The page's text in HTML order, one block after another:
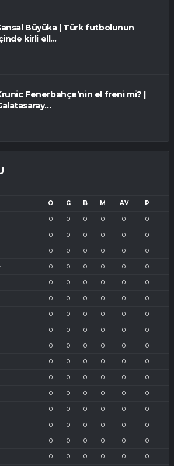
Büyüka | Türk futbolunun
kirli ell...
Fenerbahçe’nin el freni mi? |
O G B M AV P
0 0 0 0 0 0
0 0 0 0 0 0
0 0 0 0 0 0
0 0 0 0 0 0
0 0 0 0 0 0
0 0 0 0 0 0
0 0 0 0 0 0
0 0 0 0 0 0
0 0 0 0 0 0
0 0 0 0 0 0
0 0 0 0 0 0
0 0 0 0 0 0
0 0 0 0 0 0
0 0 0 0 0 0
0 0 0 0 0 0
0 0 0 0 0 0